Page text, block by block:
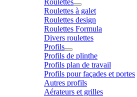
Roulettes
Roulettes à galet
Roulettes design
Roulettes Formula
Divers roulettes
Profils
Profils de plinthe
Profils plan de travail
Profils pour façades et portes
Autres profils
Aérateurs et grilles